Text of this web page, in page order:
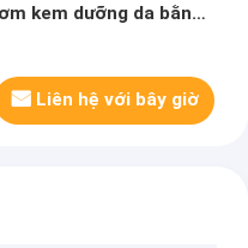
kem dưỡng da bằng
Liên hệ với bây giờ